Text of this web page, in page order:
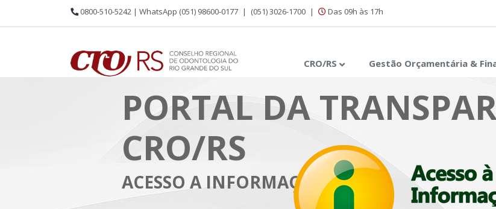
0800-510-5242 | WhatsApp (051) 98600-0177 | (051) 3026-1700 | Das 09h às 17h
CRO/RS Gestão Orçamentária &
PORTAL DA
CRO/RS
ACESSO A INFORMAÇÃO